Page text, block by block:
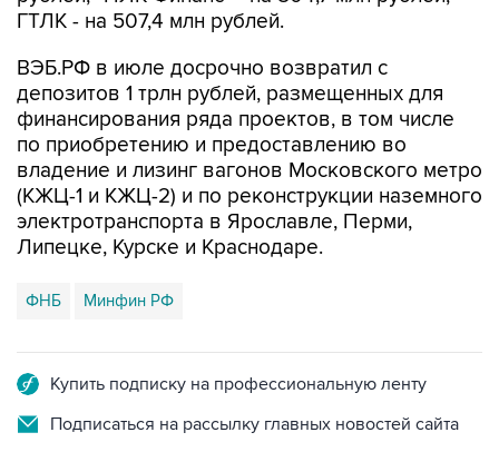
ГТЛК - на 507,4 млн рублей.
ВЭБ.РФ в июле досрочно возвратил с
депозитов 1 трлн рублей, размещенных для
финансирования ряда проектов, в том числе
по приобретению и предоставлению во
владение и лизинг вагонов Московского метро
(КЖЦ-1 и КЖЦ-2) и по реконструкции наземного
электротранспорта в Ярославле, Перми,
Липецке, Курске и Краснодаре.
ФНБ Минфин РФ
Купить подписку на профессиональную ленту
Подписаться на рассылку главных новостей сайта